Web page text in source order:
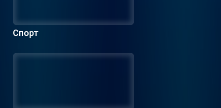
Спорт